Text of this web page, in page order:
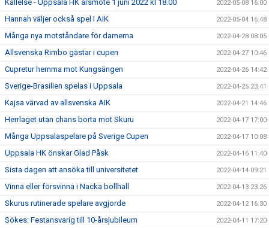
Kallelse - Uppsala HK årsmöte 1 juni 2022 kl 18.00 2022-05-08 16:00
Hannah väljer också spel i AIK 2022-05-04 16:48
Många nya motståndare för damerna 2022-04-28 08:05
Allsvenska Rimbo gästar i cupen 2022-04-27 10:46
Cupretur hemma mot Kungsängen 2022-04-26 14:42
Sverige-Brasilien spelas i Uppsala 2022-04-25 23:41
Kajsa värvad av allsvenska AIK 2022-04-21 14:46
Herrlaget utan chans borta mot Skuru 2022-04-17 17:00
Många Uppsalaspelare på Sverige Cupen 2022-04-17 10:08
Uppsala HK önskar Glad Påsk 2022-04-16 11:40
Sista dagen att ansöka till universitetet 2022-04-14 09:21
Vinna eller försvinna i Nacka bollhall 2022-04-13 23:26
Skurus rutinerade spelare avgjorde 2022-04-12 16:30
Sökes: Festansvarig till 10-årsjubileum 2022-04-11 17:20